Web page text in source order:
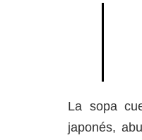
La sopa
japonés,